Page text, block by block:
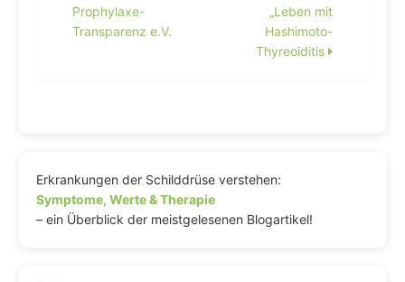
Prophylaxe-
Transparenz e.V.
„Leben mit
Hashimoto-
Thyreoiditis
Erkrankungen der Schilddrüse verstehen:
Symptome, Werte & Therapie
– ein Überblick der meistgelesenen Blogartikel!